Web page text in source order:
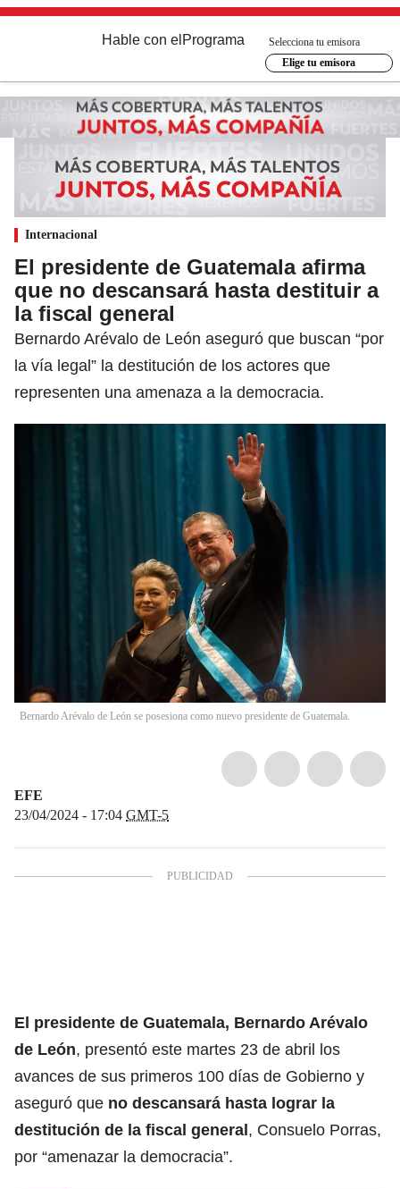
Hable con el Programa
Selecciona tu emisora
Elige tu emisora
Internacional
El presidente de Guatemala afirma
que no descansará hasta destituir a
la fiscal general
Bernardo Arévalo de León aseguró que buscan “por
la vía legal” la destitución de los actores que
representen una amenaza a la democracia.
Bernardo Arévalo de León se posesiona como nuevo presidente de Guatemala.
EFE
23/04/2024 - 17:04 GMT-5
El presidente de Guatemala, Bernardo Arévalo
de León, presentó este martes 23 de abril los
avances de sus primeros 100 días de Gobierno y
aseguró que no descansará hasta lograr la
destitución de la fiscal general, Consuelo Porras,
por “amenazar la democracia”.